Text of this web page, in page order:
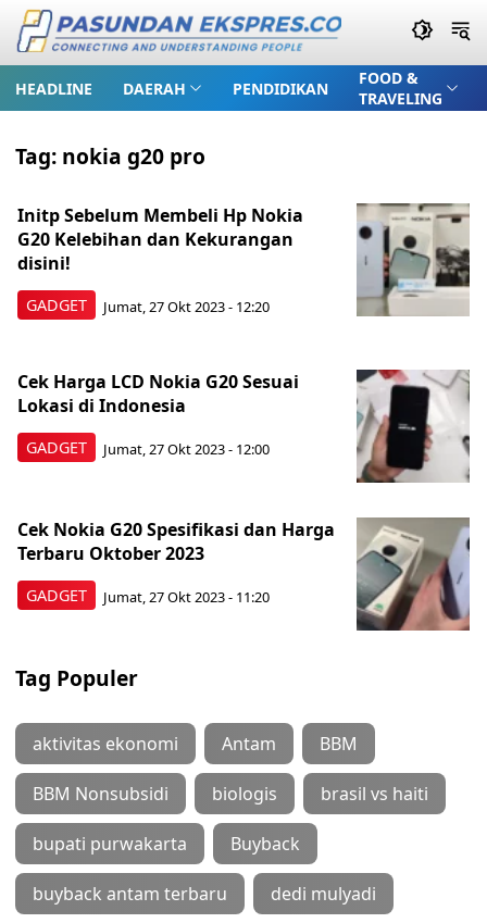
HEADLINE DAERAH PENDIDIKAN
FOOD &
TRAVELING
Tag: nokia g20 pro
GADGET
Initp Sebelum Membeli Hp Nokia
G20 Kelebihan dan Kekurangan
disini!
Jumat, 27 Okt 2023 - 12:20
GADGET
Cek Harga LCD Nokia G20 Sesuai
Lokasi di Indonesia
Jumat, 27 Okt 2023 - 12:00
GADGET
Cek Nokia G20 Spesifikasi dan Harga
Terbaru Oktober 2023
Jumat, 27 Okt 2023 - 11:20
Tag Populer
aktivitas ekonomi Antam BBM
BBM Nonsubsidi biologis brasil vs haiti
bupati purwakarta Buyback
buyback antam terbaru dedi mulyadi